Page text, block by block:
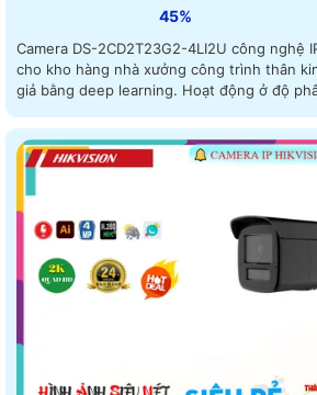
45%
Camera DS-2CD2T23G2-4LI2U công nghệ
cho kho hàng nhà xưởng công trình thân
giả bằng deep learning. Hoạt động